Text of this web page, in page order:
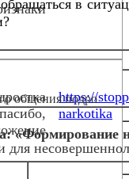
https://
narkotika
в
для
общения подро
«Формирование